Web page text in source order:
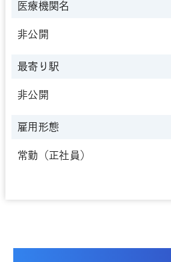
医療機関名
非公開
最寄り駅
非公開
雇用形態
常勤（正社員）